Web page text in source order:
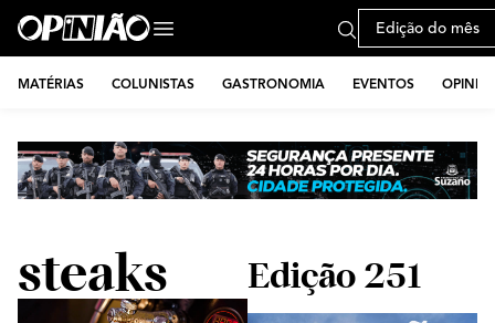
Edição do mês
MATÉRIAS COLUNISTAS GASTRONOMIA EVENTOS
steaks Edição 251